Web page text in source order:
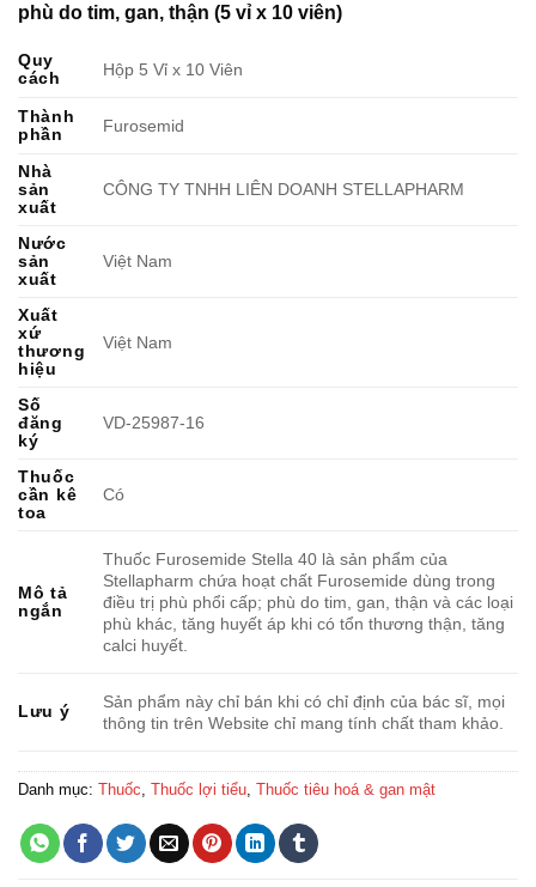
phù do tim, gan, thận (5 vỉ x 10 viên)
Quy
cách
Hộp 5 Vỉ x 10 Viên
Thành
phần
Furosemid
Nhà
sản
xuất
CÔNG TY TNHH LIÊN DOANH STELLAPHARM
Nước
sản
xuất
Việt Nam
Xuất
xứ
thương
hiệu
Việt Nam
Số
đăng
ký
VD-25987-16
Thuốc
cần kê
toa
Có
Mô tả
ngắn
Thuốc Furosemide Stella 40 là sản phẩm của
Stellapharm chứa hoạt chất Furosemide dùng trong
điều trị phù phổi cấp; phù do tim, gan, thận và các loại
phù khác, tăng huyết áp khi có tổn thương thận, tăng
calci huyết.
Lưu ý
Sản phẩm này chỉ bán khi có chỉ định của bác sĩ, mọi
thông tin trên Website chỉ mang tính chất tham khảo.
Danh mục: Thuốc Thuốc lợi tiểu Thuốc tiêu hoá & gan mật